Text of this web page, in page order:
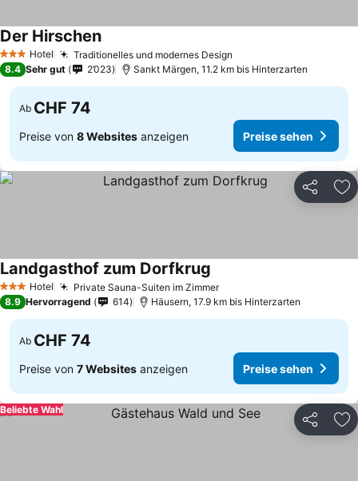
3 SterneHotel Traditionelles und modernes Design
Der Hirschen
8.4 Sehr gut 2’023 Sankt Märgen, 11.2 km bis Hinterzarten
Ab CHF 74
Preise von 8 Websites anzeigen Preise sehen
Teilen
3 SterneHotel Private Sauna-Suiten im Zimmer
Landgasthof zum Dorfkrug
8.9 Hervorragend 614 Häusern, 17.9 km bis Hinterzarten
Ab CHF 74
Preise von 7 Websites anzeigen Preise sehen
Teilen
Beliebte Wahl